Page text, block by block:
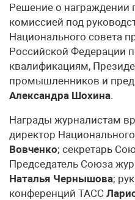
Решение о награждении
комиссией под
Национального совета
Российской Федерации
квалификациям,
промышленников и
Александра Шохина.
Награды журналистам
директор Национального
Вовченко; секретарь
Председатель Союза
Наталья Чернышова;
конференций ТАСС